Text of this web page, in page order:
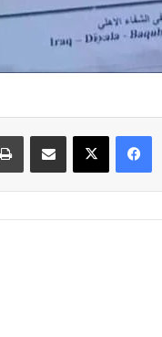
فيسبوك X مشاركة عبر البريد